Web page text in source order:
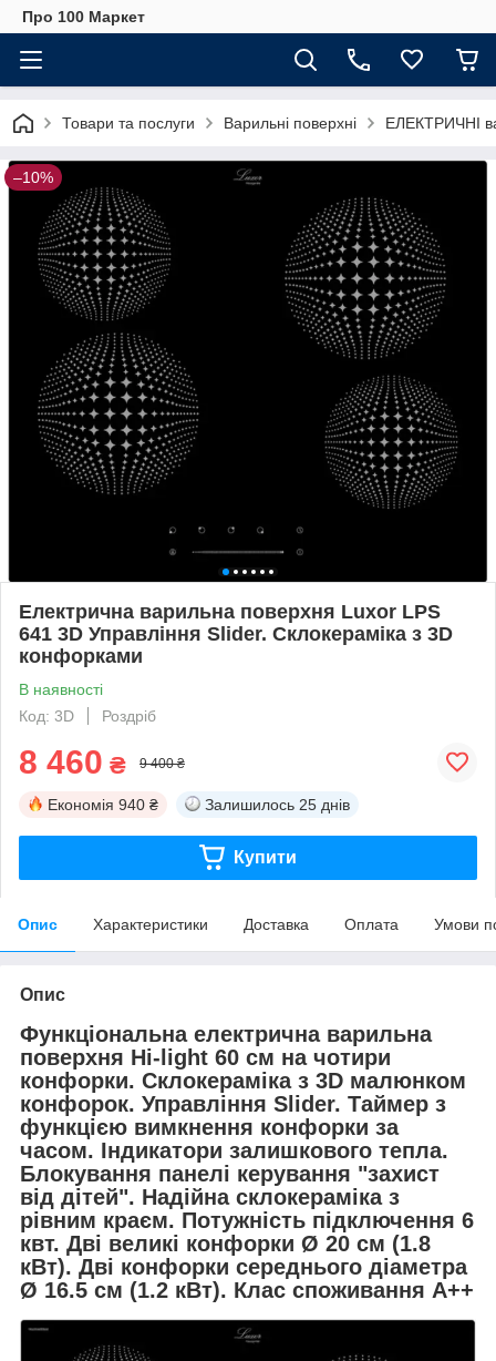
Про 100 Маркет
Товари та послуги Варильні поверхні ЕЛЕКТРИЧНІ
–10%
Електрична варильна поверхня Luxor LPS
641 3D Управління Slider. Склокераміка з 3D
конфорками
В наявності
Код: 3D
Роздріб
8 460 ₴ 9 400 ₴
Економія 940 ₴ Залишилось 25 днів
Купити
Опис Характеристики Доставка Оплата Умови
Опис
Функціональна електрична варильна
поверхня Hi-light 60 см на чотири
конфорки. Склокераміка з 3D малюнком
конфорок. Управління Slider. Таймер з
функцією вимкнення конфорки за
часом. Індикатори залишкового тепла.
Блокування панелі керування "захист
від дітей". Надійна склокераміка з
рівним краєм. Потужність підключення 6
квт. Дві великі конфорки Ø 20 см (1.8
кВт). Дві конфорки середнього діаметра
Ø 16.5 см (1.2 кВт). Клас споживання А++